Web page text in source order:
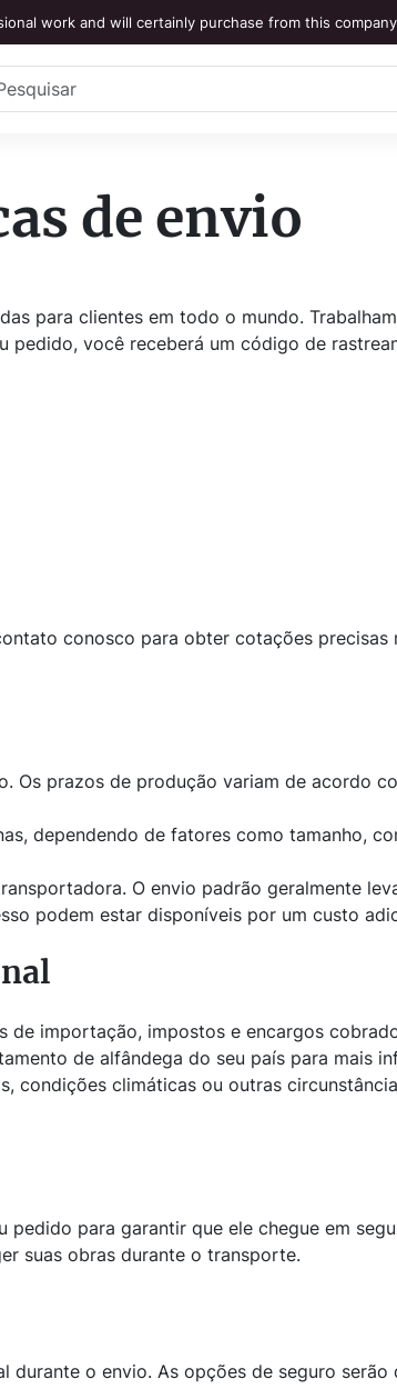
work and will certainly purchase from this
de envio
para clientes em todo o mundo.
você receberá um código de
conosco para obter cotações
Os prazos de produção variam de acordo
dependendo de fatores como tamanho,
O envio padrão geralmente
podem estar disponíveis por um custo
importação, impostos e encargos
de alfândega do seu país para mais
condições climáticas ou outras
para garantir que ele chegue em
suas obras durante o transporte.
o envio. As opções de seguro